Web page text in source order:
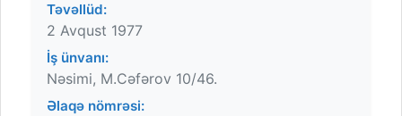
Təvəllüd:
2 Avqust 1977
İş ünvanı:
Nəsimi, M.Cəfərov 10/46.
Əlaqə nömrəsi: